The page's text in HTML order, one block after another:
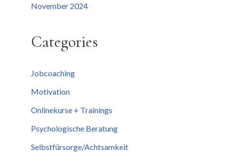
November 2024
Categories
Jobcoaching
Motivation
Onlinekurse + Trainings
Psychologische Beratung
Selbstfürsorge/Achtsamkeit